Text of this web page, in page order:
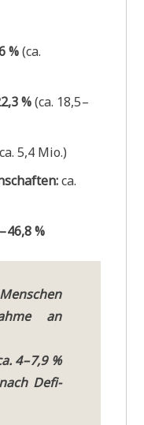
%(ca.
%(ca. 18,5 –
5,4 Mio.)
ca.
46,8 %
an
4 – 7,9 %
Defi­